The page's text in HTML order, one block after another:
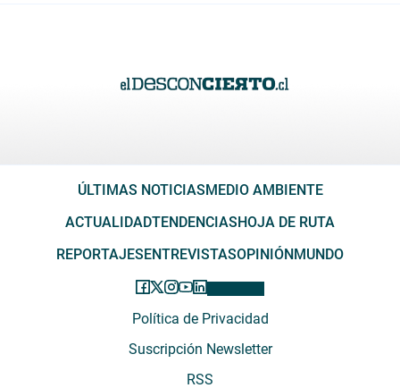
ÚLTIMAS NOTICIASMEDIO AMBIENTE
ACTUALIDADTENDENCIASHOJA DE RUTA
REPORTAJESENTREVISTASOPINIÓNMUNDO
Política de Privacidad
Suscripción Newsletter
RSS